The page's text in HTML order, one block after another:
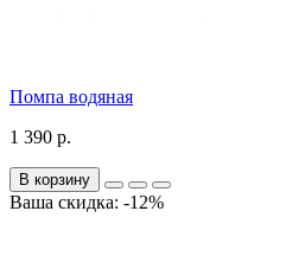
Помпа водяная
1 390 р.
В корзину
Ваша скидка: -12%